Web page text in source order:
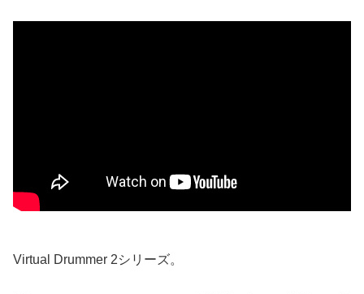
Virtual Drummer 2シリーズ。